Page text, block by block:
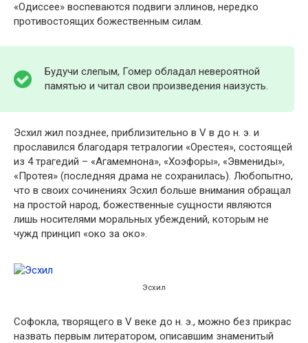
«Одиссее» воспеваются подвиги эллинов, нередко
противостоящих божественным силам.
Будучи слепым, Гомер обладал невероятной
памятью и читал свои произведения наизусть.
Эсхил жил позднее, приблизительно в V в до н. э. и
прославился благодаря тетралогии «Орестея», состоящей
из 4 трагедий – «Агамемнона», «Хоэфоры», «Эвмениды»,
«Протея» (последняя драма не сохранилась). Любопытно,
что в своих сочинениях Эсхил больше внимания обращал
на простой народ, божественные сущности являются
лишь носителями моральных убеждений, которым не
чужд принцип «око за око».
Эсхил
Софокла, творящего в V веке до н. э., можно без прикрас
назвать первым литератором, описавшим знаменитый